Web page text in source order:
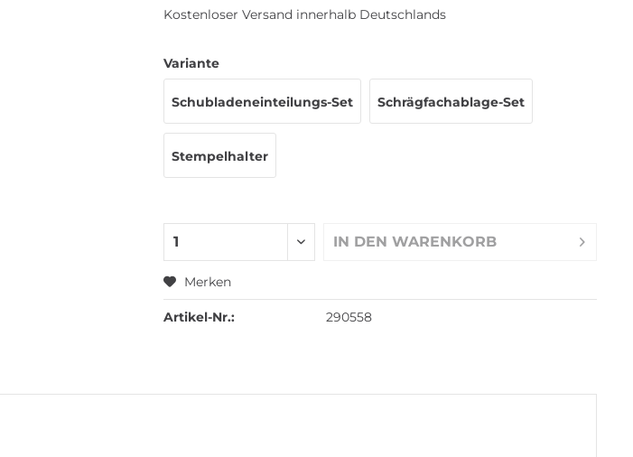
Kostenloser Versand innerhalb Deutschlands
Variante
Schubladeneinteilungs-Set Schrägfachablage-Set
Stempelhalter
IN DEN WARENKORB
Merken
Artikel-Nr.: 290558